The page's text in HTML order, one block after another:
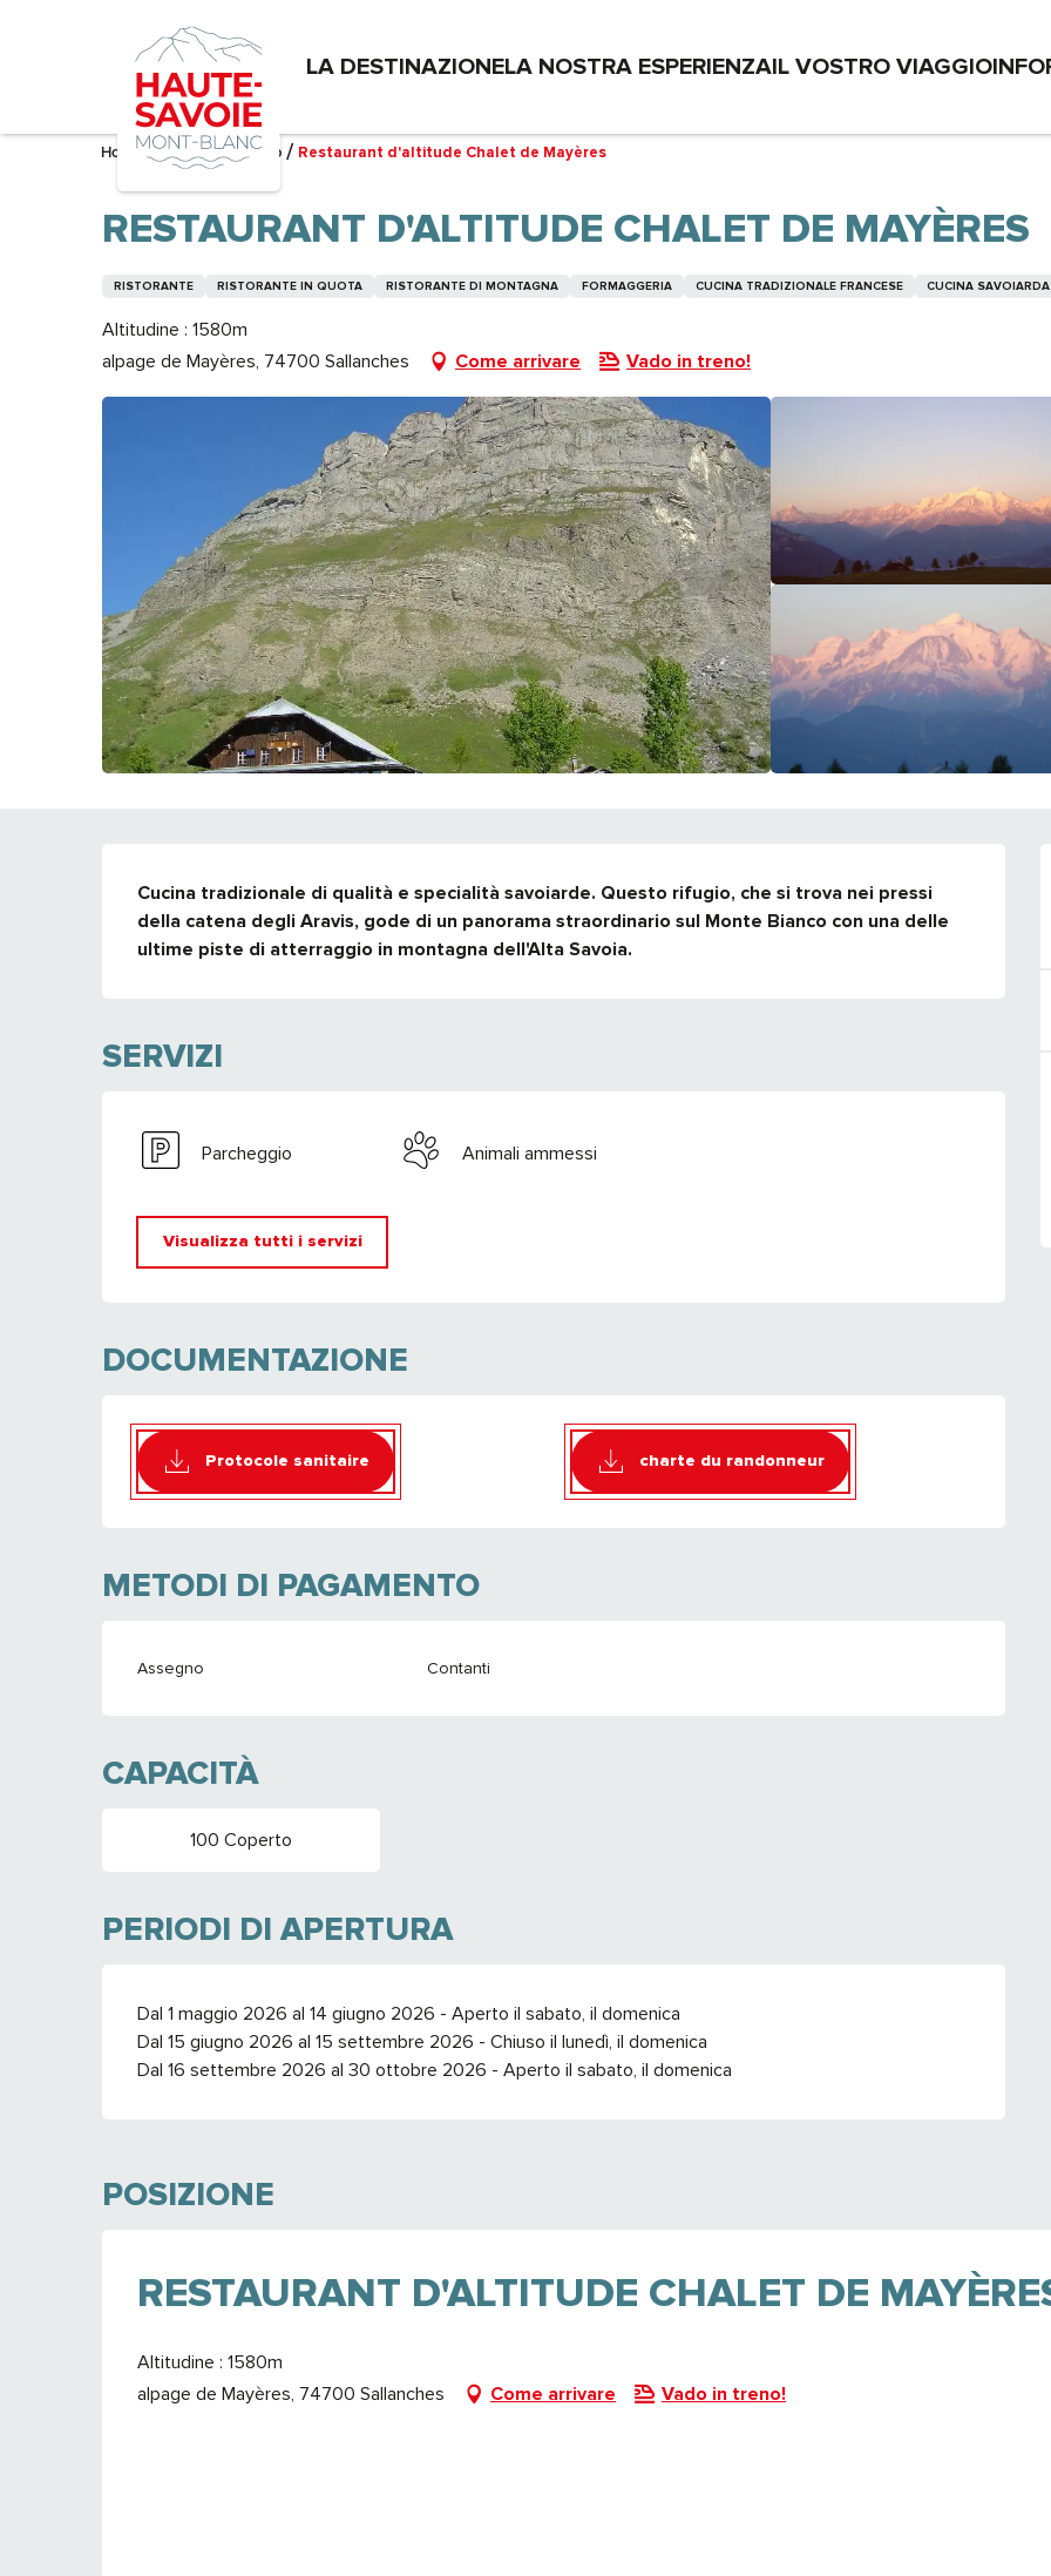
LA DESTINAZIONELA NOSTRA ESPERIENZAIL VOSTRO VIAGGIO
Home – Mi sto preparando Restaurant d'altitude Chalet de Mayères
RESTAURANT D'ALTITUDE CHALET DE MAYÈRES
RISTORANTE RISTORANTE IN QUOTA RISTORANTE DI MONTAGNA FORMAGGERIA CUCINA TRADIZIONALE FRANCESE CUCINA SAVOIARDA
Altitudine : 1580m
alpage de Mayères, 74700 Sallanches
Come arrivare Vado in treno!
DESCRIZIONE
Cucina tradizionale di qualità e specialità savoiarde. Questo rifugio, che si trova nei pressi
della catena degli Aravis, gode di un panorama straordinario sul Monte Bianco con una delle
ultime piste di atterraggio in montagna dell'Alta Savoia.
SERVIZI
Parcheggio Animali ammessi
Visualizza tutti i servizi
DOCUMENTAZIONE
Protocole sanitaire charte du randonneur
METODI DI PAGAMENTO
Assegno Contanti
CAPACITÀ
100 Coperto
PERIODI DI APERTURA
Dal 1 maggio 2026 al 14 giugno 2026 - Aperto il sabato, il domenica
Dal 15 giugno 2026 al 15 settembre 2026 - Chiuso il lunedì, il domenica
Dal 16 settembre 2026 al 30 ottobre 2026 - Aperto il sabato, il domenica
POSIZIONE
RESTAURANT D'ALTITUDE CHALET DE
Altitudine : 1580m
alpage de Mayères, 74700 Sallanches
Come arrivare Vado in treno!